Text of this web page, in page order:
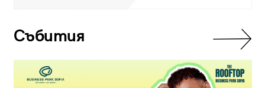
Събития